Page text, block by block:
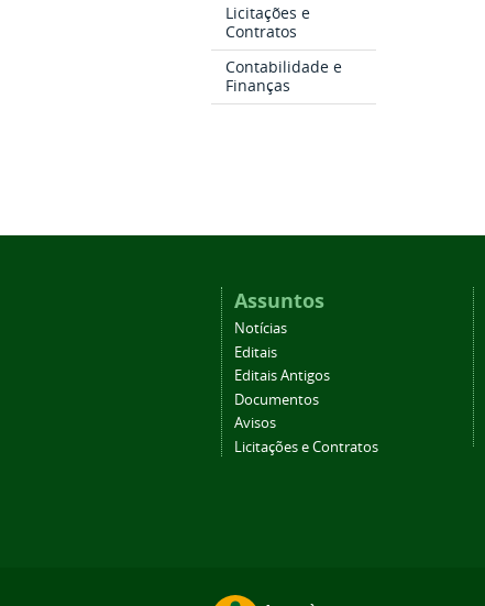
Licitações e
Contratos
Contabilidade e
Finanças
Assuntos
Notícias
Editais
Editais Antigos
Documentos
Avisos
Licitações e Contratos